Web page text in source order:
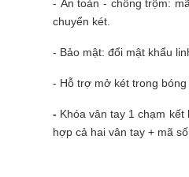
- An toàn - chống trộm:
chuyển két.
- Bảo mật: đổi mật khẩu
- Hỗ trợ mở két trong
- Khóa vân tay 1 chạm
hợp cả hai vân tay + mã